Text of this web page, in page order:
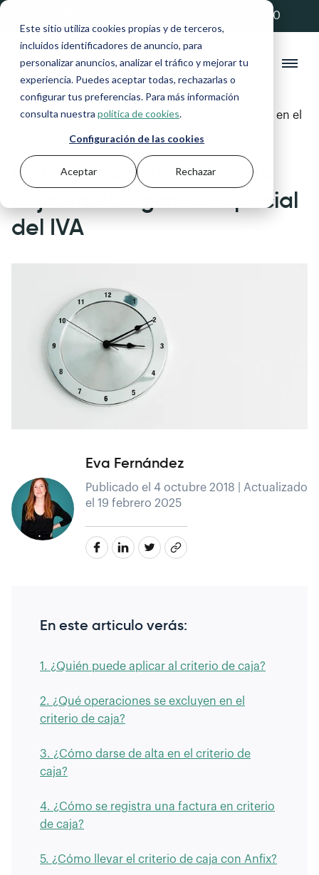
Este sitio utiliza cookies propias y de terceros,
incluidos identificadores de anuncio, para
personalizar anuncios, analizar el tráfico y mejorar tu
experiencia. Puedes aceptar todas, rechazarlas o
configurar tus preferencias. Para más información
consulta nuestra política de cookies.
Configuración de las cookies
Aceptar Rechazar
💚 20% de descuento con el código ANFIX20
Blog >Impuestos >Claves para el criterio de caja en el
régimen especial del IVA
Claves para el criterio de
caja en el régimen especial
del IVA
Eva Fernández
Publicado el 4 octubre 2018 | Actualizado
el 19 febrero 2025
En este articulo verás:
1. ¿Quién puede aplicar al criterio de caja?
2. ¿Qué operaciones se excluyen en el
criterio de caja?
3. ¿Cómo darse de alta en el criterio de
caja?
4. ¿Cómo se registra una factura en criterio
de caja?
5. ¿Cómo llevar el criterio de caja con Anfix?